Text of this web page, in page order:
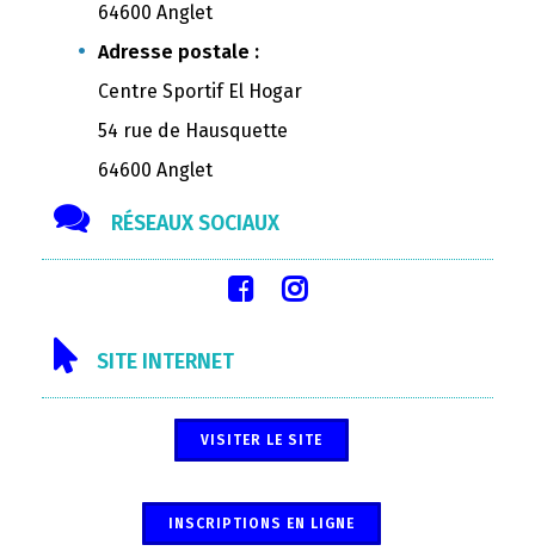
64600 Anglet
Adresse postale :
Centre Sportif El Hogar
54 rue de Hausquette
64600 Anglet
RÉSEAUX SOCIAUX
SITE INTERNET
VISITER LE SITE
INSCRIPTIONS EN LIGNE